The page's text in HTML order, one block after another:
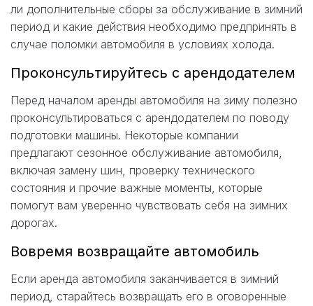
ли дополнительные сборы за обслуживание в зимний
период и какие действия необходимо предпринять в
случае поломки автомобиля в условиях холода.
Проконсультируйтесь с арендодателем
Перед началом аренды автомобиля на зиму полезно
проконсультироваться с арендодателем по поводу
подготовки машины. Некоторые компании
предлагают сезонное обслуживание автомобиля,
включая замену шин, проверку технического
состояния и прочие важные моменты, которые
помогут вам уверенно чувствовать себя на зимних
дорогах.
Вовремя возвращайте автомобиль
Если аренда автомобиля заканчивается в зимний
период, старайтесь возвращать его в оговоренные